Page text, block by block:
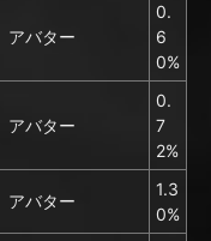
アバター
0.
6
0%
アバター
0.
7
2%
アバター
1.3
0%